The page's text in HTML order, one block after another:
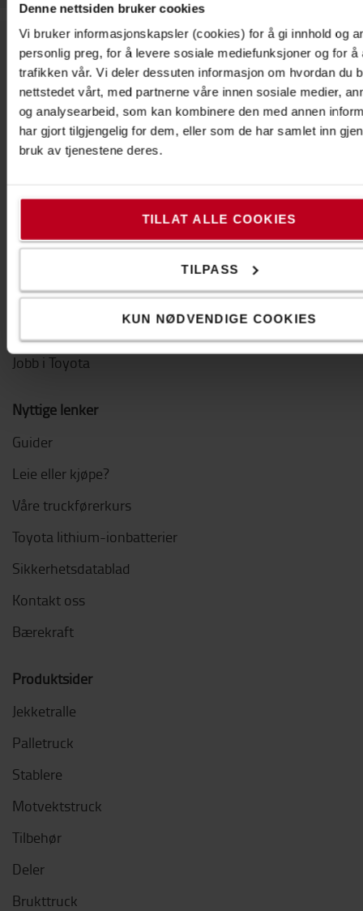
Denne nettsiden bruker cookies
Vi bruker informasjonskapsler (cookies) for å gi innhold og
personlig preg, for å levere sosiale mediefunksjoner og for å
trafikken vår. Vi deler dessuten informasjon om hvordan du
nettstedet vårt, med partnerne våre innen sosiale medier,
og analysearbeid, som kan kombinere den med annen
har gjort tilgjengelig for dem, eller som de har samlet inn
bruk av tjenestene deres.
TILLAT ALLE COOKIES
TILPASS
KUN NØDVENDIGE COOKIES
Om Toyota
Våre avdelinger
Hvorfor velge Toyota
Toyota Service Concept
Toyota Production System
Code of Conduct
Jobb i Toyota
Nyttige lenker
Guider
Leie eller kjøpe?
Våre truckførerkurs
Toyota lithium-ionbatterier
Sikkerhetsdatablad
Kontakt oss
Bærekraft
Produktsider
Jekketralle
Palletruck
Stablere
Motvektstruck
Tilbehør
Deler
Brukttruck